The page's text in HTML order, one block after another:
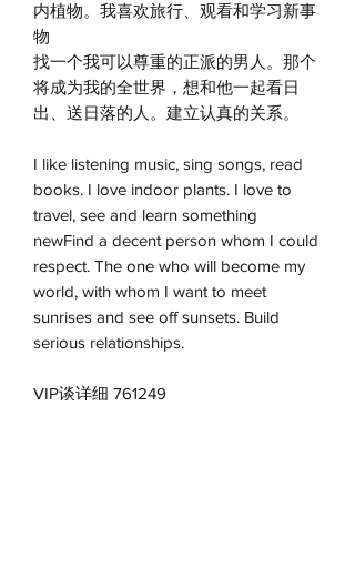
内植物。我喜欢旅行、观看和学习新事
物
找一个我可以尊重的正派的男人。那个
将成为我的全世界，想和他一起看日
出、送日落的人。建立认真的关系。
I like listening music, sing songs, read
books. I love indoor plants. I love to
travel, see and learn something
newFind a decent person whom I could
respect. The one who will become my
world, with whom I want to meet
sunrises and see off sunsets. Build
serious relationships.
VIP谈详细 761249